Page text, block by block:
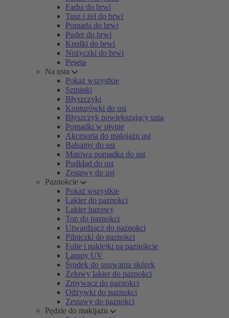
Farba do brwi
Tusz i żel do brwi
Pomada do brwi
Puder do brwi
Kredki do brwi
Nożyczki do brwi
Pęseta
Na usta
Pokaż wszystkie
Szminki
Błyszczyki
Konturówki do ust
Błyszczyk powiększający usta
Pomadki w płynie
Akcesoria do makijażu ust
Balsamy do ust
Matowa pomadka do ust
Podkład do ust
Zestawy do ust
Paznokcie
Pokaż wszystkie
Lakier do paznokci
Lakier bazowy
Top do paznokci
Utwardzacz do paznokci
Pilniczki do paznokci
Folie i naklejki na paznokcie
Lampy UV
Środek do usuwania skórek
Żelowy lakier do paznokci
Zmywacz do paznokci
Odżywki do paznokci
Zestawy do paznokci
Pędzle do makijażu